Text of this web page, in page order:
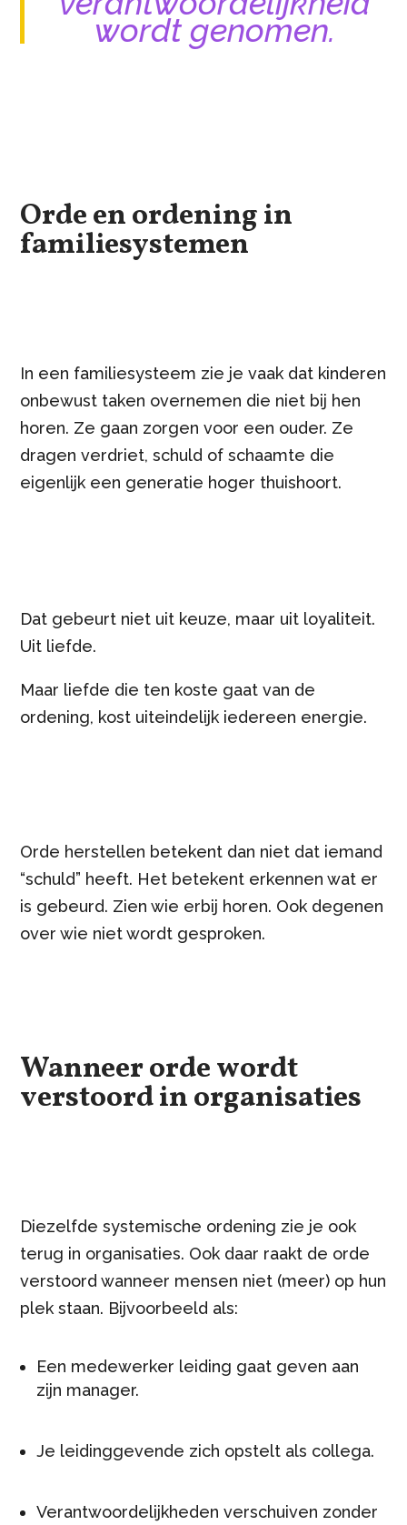
wordt genomen.
Orde en ordening in
familiesystemen
In een familiesysteem zie je vaak dat kinderen
onbewust taken overnemen die niet bij hen
horen. Ze gaan zorgen voor een ouder. Ze
dragen verdriet, schuld of schaamte die
eigenlijk een generatie hoger thuishoort.
Dat gebeurt niet uit keuze, maar uit loyaliteit.
Uit liefde.
Maar liefde die ten koste gaat van de
ordening, kost uiteindelijk iedereen energie.
Orde herstellen betekent dan niet dat iemand
“schuld” heeft. Het betekent erkennen wat er
is gebeurd. Zien wie erbij horen. Ook degenen
over wie niet wordt gesproken.
Wanneer orde wordt
verstoord in organisaties
Diezelfde systemische ordening zie je ook
terug in organisaties. Ook daar raakt de orde
verstoord wanneer mensen niet (meer) op hun
plek staan. Bijvoorbeeld als:
Een medewerker leiding gaat geven aan
zijn manager.
Je leidinggevende zich opstelt als collega.
Verantwoordelijkheden verschuiven zonder